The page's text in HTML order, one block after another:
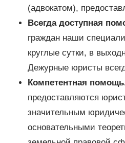
(адвокатом),
Всегда доступная
граждан наши
круглые сутки, в
Дежурные юристы
Компетентная
предоставляются
значительным
основательными